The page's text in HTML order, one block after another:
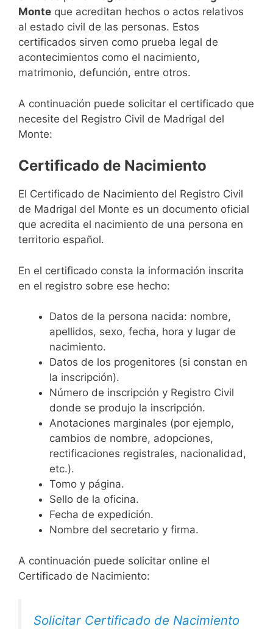
Monte que acreditan hechos o actos relativos
al estado civil de las personas. Estos
certificados sirven como prueba legal de
acontecimientos como el nacimiento,
matrimonio, defunción, entre otros.
A continuación puede solicitar el certificado que
necesite del Registro Civil de Madrigal del
Monte:
Certificado de Nacimiento
El Certificado de Nacimiento del Registro Civil
de Madrigal del Monte es un documento oficial
que acredita el nacimiento de una persona en
territorio español.
En el certificado consta la información inscrita
en el registro sobre ese hecho:
Datos de la persona nacida: nombre,
apellidos, sexo, fecha, hora y lugar de
nacimiento.
Datos de los progenitores (si constan en
la inscripción).
Número de inscripción y Registro Civil
donde se produjo la inscripción.
Anotaciones marginales (por ejemplo,
cambios de nombre, adopciones,
rectificaciones registrales, nacionalidad,
etc.).
Tomo y página.
Sello de la oficina.
Fecha de expedición.
Nombre del secretario y firma.
A continuación puede solicitar online el
Certificado de Nacimiento:
Solicitar Certificado de Nacimiento